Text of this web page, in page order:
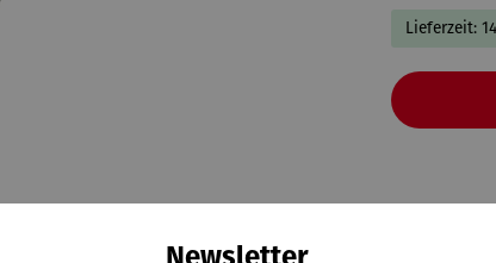
Lieferzeit: